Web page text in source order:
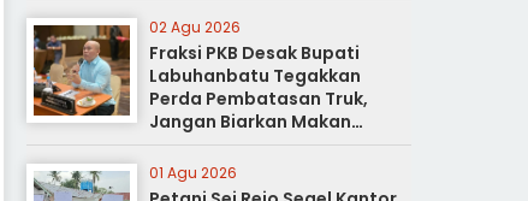
02 Agu 2026
Fraksi PKB Desak Bupati
Labuhanbatu Tegakkan
Perda Pembatasan Truk,
Jangan Biarkan Makan
Korban
01 Agu 2026